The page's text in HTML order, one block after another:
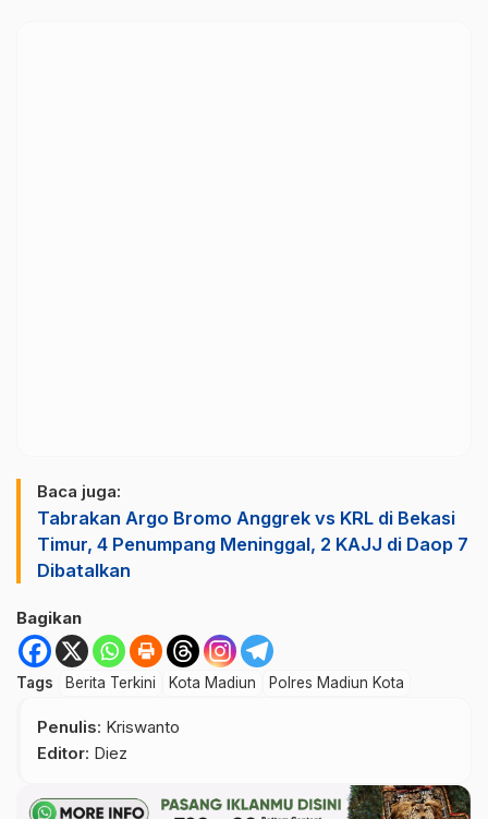
Baca juga:
Tabrakan Argo Bromo Anggrek vs KRL di Bekasi
Timur, 4 Penumpang Meninggal, 2 KAJJ di Daop 7
Dibatalkan
Bagikan
Tags Berita Terkini Kota Madiun Polres Madiun Kota
Penulis: Kriswanto
Editor: Diez